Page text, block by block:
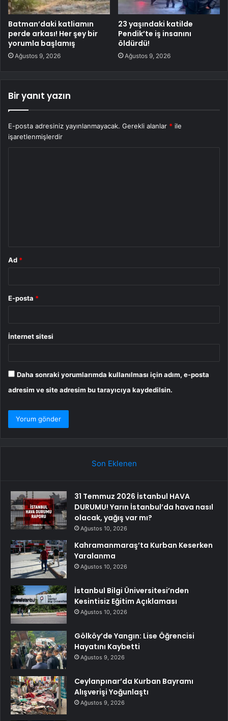
Batman’daki katliamın
perde arkası! Her şey bir
yorumla başlamış
Ağustos 9, 2026
23 yaşındaki katilde
Pendik’te iş insanını
öldürdü!
Ağustos 9, 2026
Bir yanıt yazın
E-posta adresiniz yayınlanmayacak. Gerekli alanlar * ile
işaretlenmişlerdir
Ad *
E-posta *
İnternet sitesi
Daha sonraki yorumlarımda kullanılması için adım, e-posta
adresim ve site adresim bu tarayıcıya kaydedilsin.
Son Eklenen
31 Temmuz 2026 İstanbul HAVA
DURUMU! Yarın İstanbul’da hava nasıl
olacak, yağış var mı?
Ağustos 10, 2026
Kahramanmaraş’ta Kurban Keserken
Yaralanma
Ağustos 10, 2026
İstanbul Bilgi Üniversitesi’nden
Kesintisiz Eğitim Açıklaması
Ağustos 10, 2026
Gölköy’de Yangın: Lise Öğrencisi
Hayatını Kaybetti
Ağustos 9, 2026
Ceylanpınar’da Kurban Bayramı
Alışverişi Yoğunlaştı
Ağustos 9, 2026